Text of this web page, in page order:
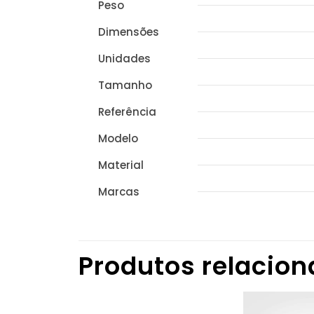
Peso
Dimensões
Unidades
Tamanho
Referência
Modelo
Material
Marcas
Produtos